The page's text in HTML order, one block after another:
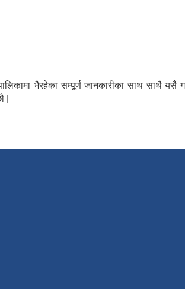
भैरहेका सम्पूर्ण जानकारीका साथ साथै
|